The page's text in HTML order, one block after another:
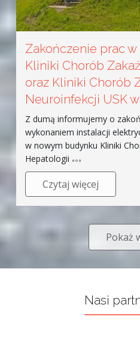
Zakończenie prac
Kliniki Chorób
oraz Kliniki Chorób
Neuroinfekcji USK
Z dumą informujemy o
wykonaniem instalacji
w nowym budynku Kliniki
Hepatologii
Czytaj więcej
Pokaż
Nasi